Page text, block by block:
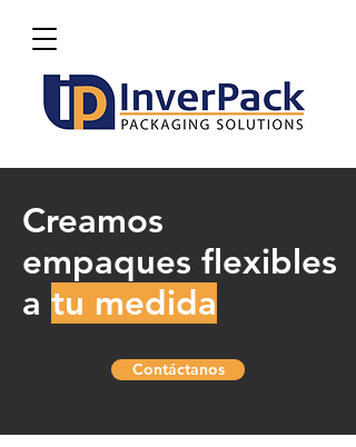
Creamos
empaques flexibles
a tu medida
Contáctanos